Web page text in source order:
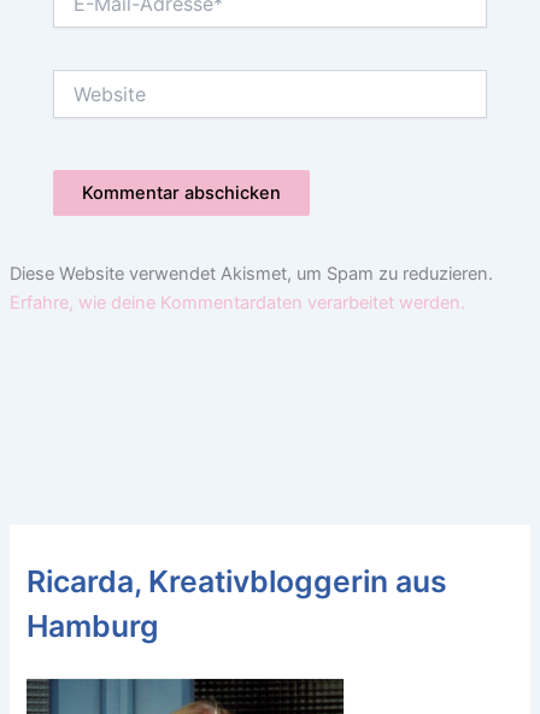
Mail-
Diese Website verwendet Akismet, um Spam zu reduzieren.
Erfahre, wie deine Kommentardaten verarbeitet werden.
Ricarda, Kreativbloggerin aus
Hamburg